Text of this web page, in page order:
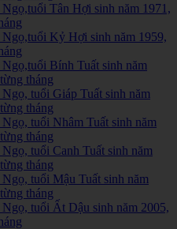
Tân Hợi sinh năm 1971,
Kỷ Hợi sinh năm 1959,
Bính Tuất sinh năm
tháng
tuổi Giáp Tuất sinh năm
tháng
tuổi Nhâm Tuất sinh năm
tháng
tuổi Canh Tuất sinh năm
tháng
tuổi Mậu Tuất sinh năm
tháng
tuổi Ất Dậu sinh năm 2005,